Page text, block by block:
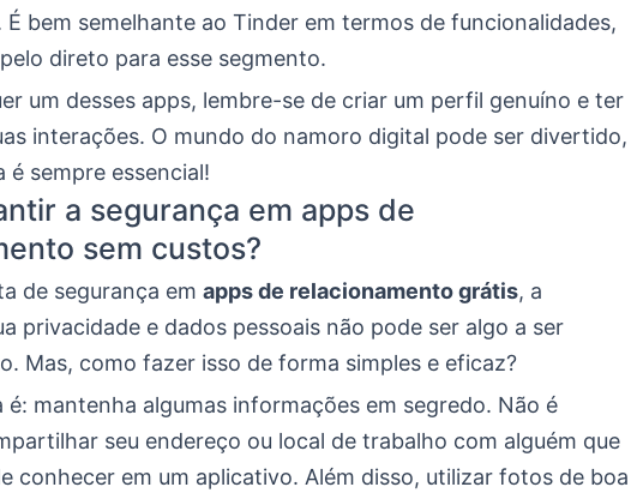
É bem semelhante ao Tinder em termos de funcionalidades,
direto para esse segmento.
um desses apps, lembre-se de criar um perfil genuíno e ter
interações. O mundo do namoro digital pode ser divertido,
é sempre essencial!
a segurança em apps de
sem custos?
de segurança em apps de relacionamento grátis, a
privacidade e dados pessoais não pode ser algo a ser
Mas, como fazer isso de forma simples e eficaz?
é: mantenha algumas informações em segredo. Não é
seu endereço ou local de trabalho com alguém que
conhecer em um aplicativo. Além disso, utilizar fotos de boa